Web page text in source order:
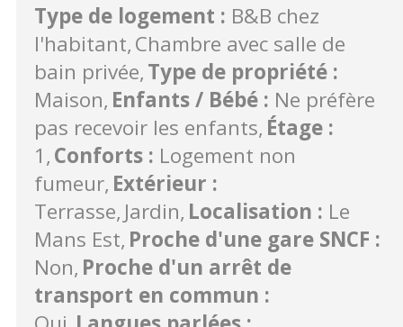
Type de logement : B&B chez
l'habitant Chambre avec salle de
bain privée Type de propriété :
Maison Enfants / Bébé : Ne préfère
pas recevoir les enfants Étage :
1 Conforts : Logement non
fumeur Extérieur :
Terrasse Jardin Localisation : Le
Mans Est Proche d'une gare SNCF :
Non Proche d'un arrêt de
transport en commun :